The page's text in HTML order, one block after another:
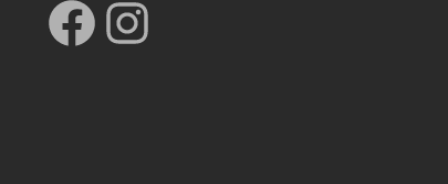
FacebookInstagram